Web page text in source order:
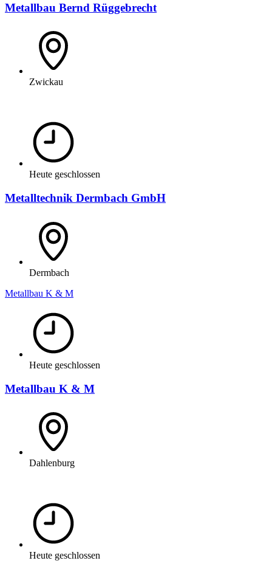
Metallbau Bernd Rüggebrecht
Zwickau
Heute geschlossen
Metalltechnik Dermbach GmbH
Dermbach
Metallbau K & M
Heute geschlossen
Metallbau K & M
Dahlenburg
Heute geschlossen